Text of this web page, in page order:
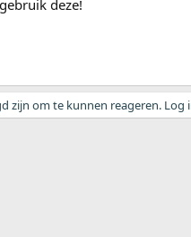
deze!
zijn om te kunnen reageren. Log